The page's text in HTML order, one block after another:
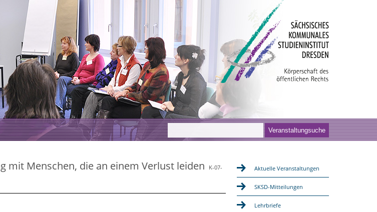
mit Menschen, die an einem Verlust leiden
K-07-
Aktuelle Veranstaltungen
SKSD-Mitteilungen
Lehrbriefe